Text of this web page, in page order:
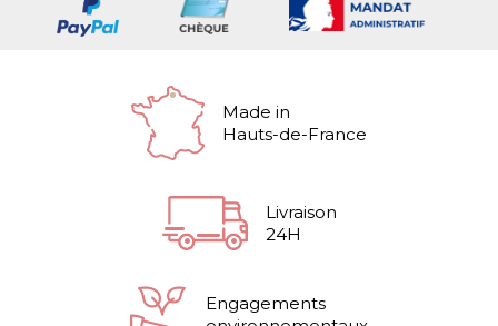
Made in
Hauts-de-France
Livraison
24H
Engagements